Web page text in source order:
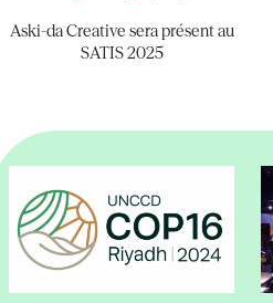
Aski-da Creative sera présent au
SATIS 2025